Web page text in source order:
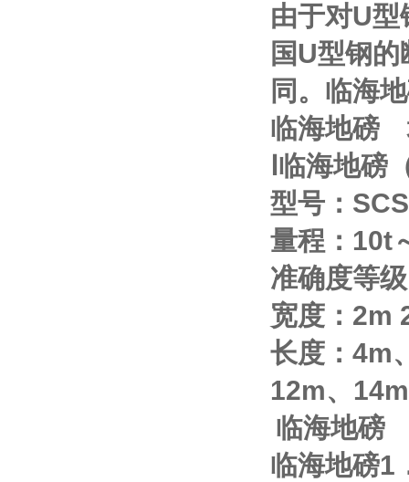
由于对U型
国U型钢的
同。 临海
临海地磅
临海地磅
型号： SCS
量程： 10t
准确度等
宽度： 2m
长度： 4m
12m、 14m
临海地磅
临海地磅1